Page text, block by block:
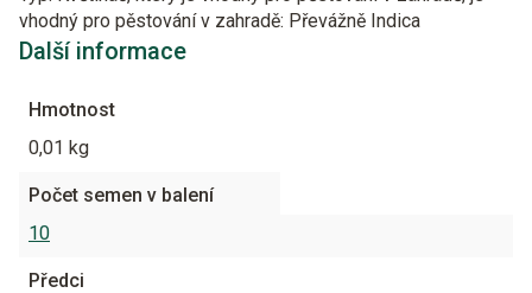
vhodný pro pěstování v zahradě: Převážně Indica
Další informace
Hmotnost
0,01 kg
Počet semen v balení
10
Předci